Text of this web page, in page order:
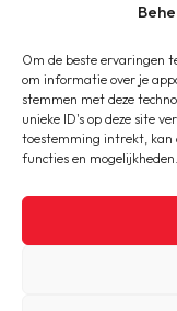
Om de beste ervaringen
om informatie over je
stemmen met deze
unieke ID's op deze site
toestemming intrekt, kan
functies en mogelijkheden.
Copyright © 2020-
Privacybeleid